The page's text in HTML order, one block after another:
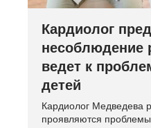
Кардиолог
несоблюдение
ведет к
детей
Кардиолог Медведева
проявляются